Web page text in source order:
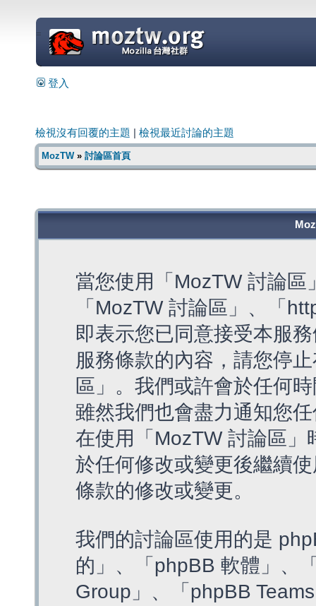
=
登入
檢視沒有回覆的主題 檢視最近討論的主題
MozTW» 討論區首頁
當您使用「MozTW 討論
「MozTW 討論區」、「
即表示您已同意接受本服
服務條款的內容，請您停
區」。我們或許會於任何
雖然我們也會盡力通知您
在使用「MozTW 討論區
於任何修改或變更後繼續
條款的修改或變更。
我們的討論區使用的是
的」、「phpBB 軟體」、
Group」、「phpBB